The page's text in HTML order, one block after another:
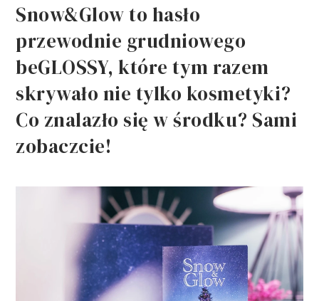
Snow&Glow to hasło
przewodnie grudniowego
beGLOSSY, które tym razem
skrywało nie tylko kosmetyki?
Co znalazło się w środku? Sami
zobaczcie!